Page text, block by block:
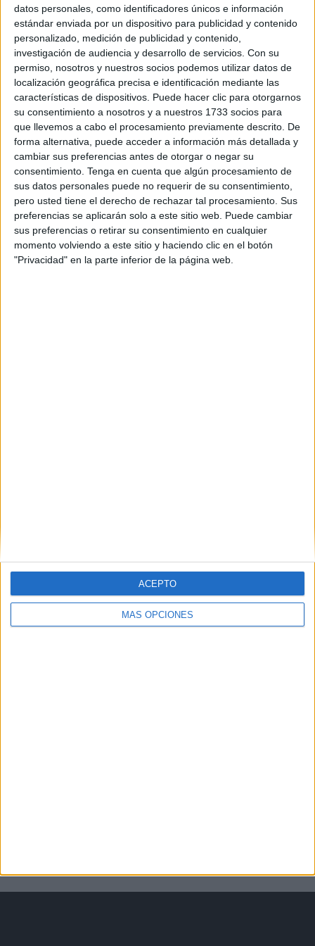
datos personales, como identificadores únicos e información
estándar enviada por un dispositivo para publicidad y contenido
personalizado, medición de publicidad y contenido,
investigación de audiencia y desarrollo de servicios. Con su
permiso, nosotros y nuestros socios podemos utilizar datos de
localización geográfica precisa e identificación mediante las
características de dispositivos. Puede hacer clic para otorgarnos
su consentimiento a nosotros y a nuestros 1733 socios para
que llevemos a cabo el procesamiento previamente descrito. De
forma alternativa, puede acceder a información más detallada y
cambiar sus preferencias antes de otorgar o negar su
consentimiento. Tenga en cuenta que algún procesamiento de
sus datos personales puede no requerir de su consentimiento,
pero usted tiene el derecho de rechazar tal procesamiento. Sus
preferencias se aplicarán solo a este sitio web. Puede cambiar
sus preferencias o retirar su consentimiento en cualquier
momento volviendo a este sitio y haciendo clic en el botón
"Privacidad" en la parte inferior de la página web.
MÁS OPCIONES
ACEPTO
POR BROOKS BEALL 29/05/2026 0
Más de 1.000 personas se reunirán en el XXI
Torneo de Gimnasia Rítmica de Ceuta
POR BROOKS BEALL 21/05/2026 0
El ICD publica las notas provisionales para las
titulaciones náuticas de recreo
POR ISABEL JIMÉNEZ 20/05/2026 0
El PSOE denuncia la precariedad y el
abandono del Club Petanca 'Equipo Mariano’
POR ISABEL JIMÉNEZ 18/05/2026 5
El Club Petanca Equipo Mariano denuncia la
situación de “abandono y desigualdad” que
viene sufriendo
POR BROOKS BEALL 15/05/2026 0